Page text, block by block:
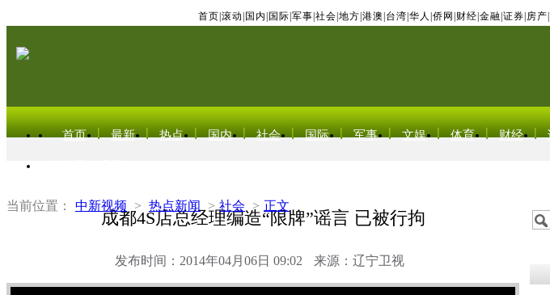
首页 滚动 国内 国际 军事 社会 地方 港澳 台湾 华人 侨网 财经 金融 证券 房产
首页 最新 热点 国内 社会 国际 军事 文娱 体育 财经
当前位置： 中新视频 > 热点新闻 > 社会 > 正文
成都4S店总经理编造“限牌”谣言 已被行拘
发布时间：2014年04月06日 09:02 来源：辽宁卫视